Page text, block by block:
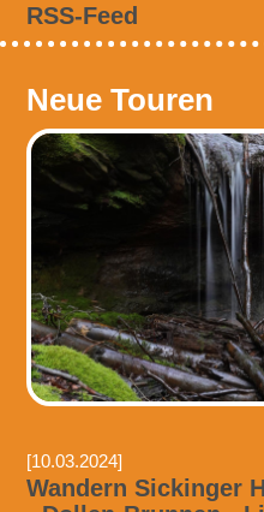
RSS-Feed
Neue Touren
[10.03.2024]
Wandern Sickinger